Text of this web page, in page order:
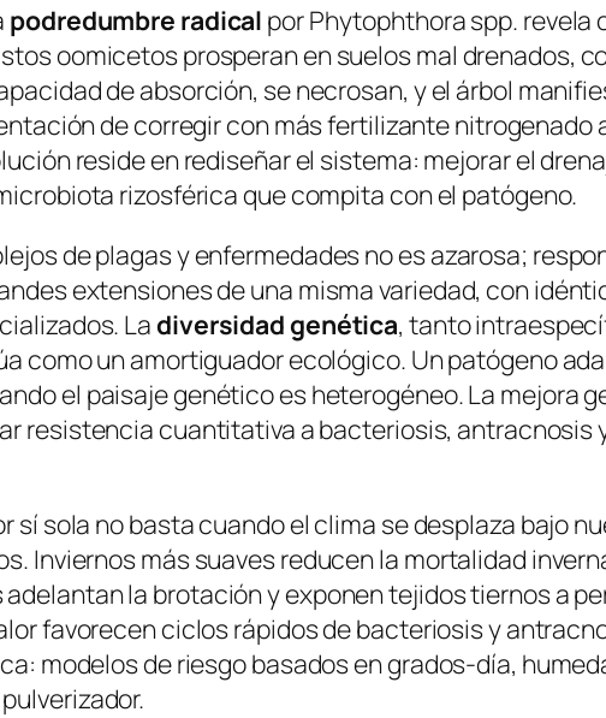
podredumbre radical porPhytophthora spp. revela
oomicetos prosperan en suelos mal drenados,
de absorción, se necrosan, y el árbol
de corregir con más fertilizante
reside en rediseñar el sistema: mejorar el
rizosférica que compita con el patógeno.
de plagas y enfermedades no es azarosa;
extensiones de una misma variedad, con
Ladiversidad genética, tanto
como un amortiguador ecológico. Un patógeno
el paisaje genético es heterogéneo. La mejora
resistencia cuantitativa a bacteriosis, antracnosis
sí sola no basta cuando el clima se desplaza bajo
Inviernos más suaves reducen la mortalidad
la brotación y exponen tejidos tiernos a
favorecen ciclos rápidos de bacteriosis y
modelos de riesgo basados en grados-día,